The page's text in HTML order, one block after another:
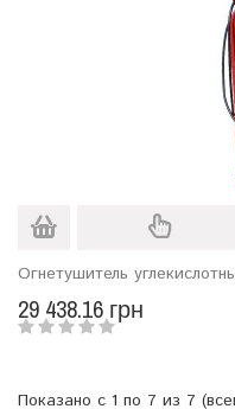
Огнетушитель
29 438.16 грн
Показано с 1 по 7 из 7